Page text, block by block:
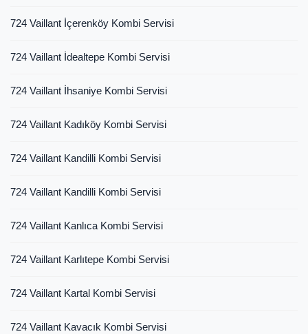
724 Vaillant İçerenköy Kombi Servisi
724 Vaillant İdealtepe Kombi Servisi
724 Vaillant İhsaniye Kombi Servisi
724 Vaillant Kadıköy Kombi Servisi
724 Vaillant Kandilli Kombi Servisi
724 Vaillant Kandilli Kombi Servisi
724 Vaillant Kanlıca Kombi Servisi
724 Vaillant Karlıtepe Kombi Servisi
724 Vaillant Kartal Kombi Servisi
724 Vaillant Kavacık Kombi Servisi